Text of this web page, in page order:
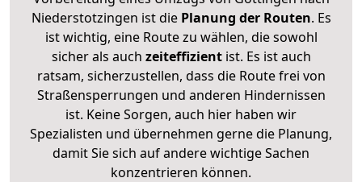
Niederstotzingen ist diePlanung der Routen. Es
ist wichtig, eine Route zu wählen, die sowohl
sicher als auch zeiteffizientist. Es ist auch
ratsam, sicherzustellen, dass die Route frei von
Straßensperrungen und anderen Hindernissen
ist. Keine Sorgen, auch hier haben wir
Spezialisten und übernehmen gerne die Planung,
damit Sie sich auf andere wichtige Sachen
konzentrieren können.